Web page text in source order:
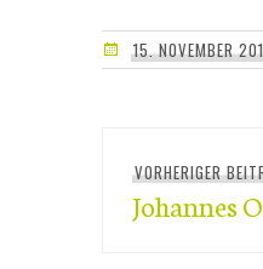
15. NOVEMBER
VORHERIGER
Johannes